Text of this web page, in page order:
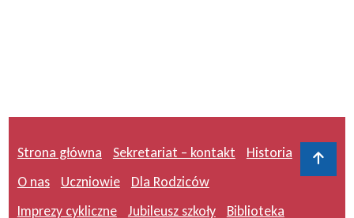
Strona główna Sekretariat – kontakt
Historia
O nas
Uczniowie
Dla Rodziców
Imprezy cykliczne
Jubileusz szkoły Biblioteka
Do